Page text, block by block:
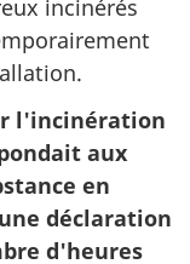
incinérés
l'incinération
aux
en
déclaration
d'heures